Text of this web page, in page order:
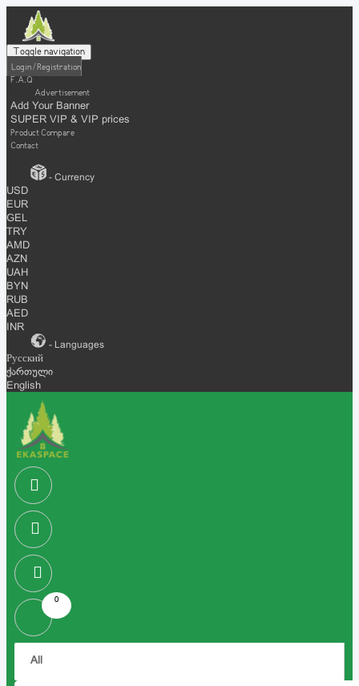
Toggle navigation
Login / Registration
F.A.Q
Advertisement
Add Your Banner
SUPER VIP & VIP prices
Product Compare
Contact
- Currency
USD
EUR
GEL
TRY
AMD
AZN
UAH
BYN
RUB
AED
INR
- Languages
Русский
ქართული
English
0